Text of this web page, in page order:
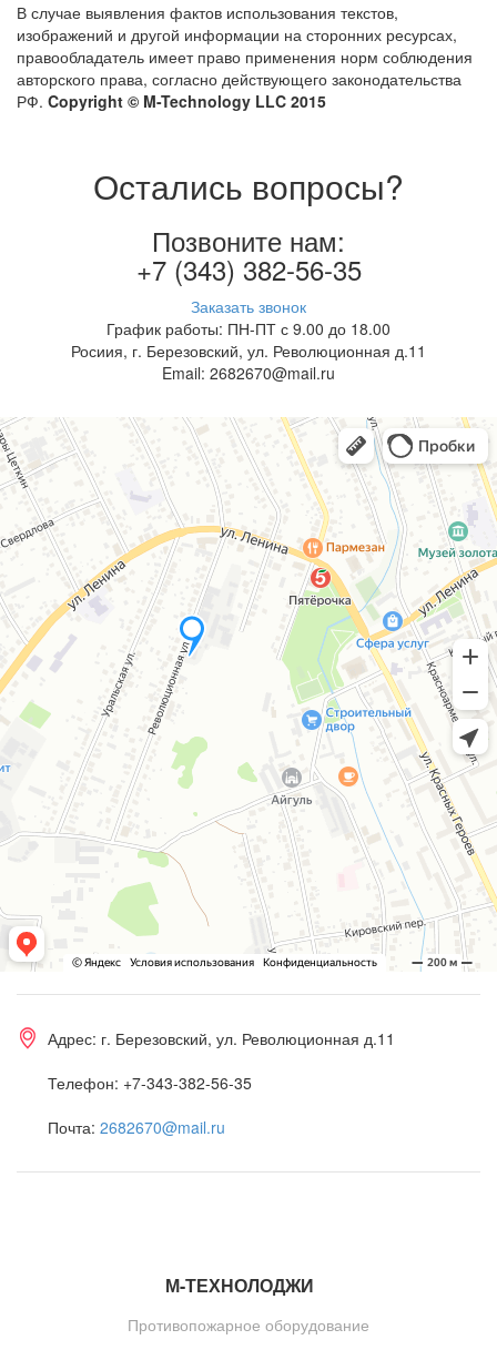
В случае выявления фактов использования текстов,
изображений и другой информации на сторонних ресурсах,
правообладатель имеет право применения норм соблюдения
авторского права, согласно действующего законодательства
РФ. Copyright © M-Technology LLC 2015
Остались вопросы?
Позвоните нам:
+7 (343) 382-56-35
Заказать звонок
График работы: ПН-ПТ с 9.00 до 18.00
Росиия, г. Березовский, ул. Революционная д.11
Email: 2682670@mail.ru
Адрес: г. Березовский, ул. Революционная д.11
Телефон: +7-343-382-56-35
Почта: 2682670@mail.ru
М-ТЕХНОЛОДЖИ
Противопожарное оборудование